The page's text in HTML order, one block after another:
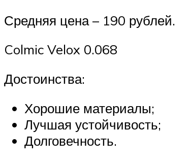
Средняя цена – 190 рублей.
Colmic Velox 0.068
Достоинства:
Хорошие материалы;
Лучшая устойчивость;
Долговечность.